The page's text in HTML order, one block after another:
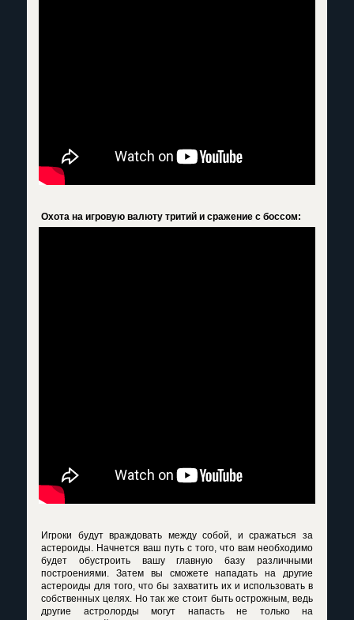
Охота на игровую валюту тритий и сражение с боссом:
Игроки будут враждовать между собой, и сражаться за
астероиды. Начнется ваш путь с того, что вам необходимо
будет обустроить вашу главную базу различными
построениями. Затем вы сможете нападать на другие
астероиды для того, что бы захватить их и использовать в
собственных целях. Но так же стоит быть острожным, ведь
другие астролорды могут напасть не только на